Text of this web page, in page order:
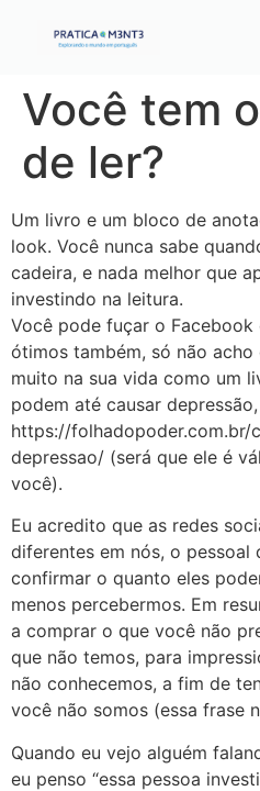
Você tem
de ler?
Um livro e um bloco de
look. Você nunca sabe
cadeira, e nada melhor que
investindo na leitura.
Você pode fuçar o Facebook
ótimos também, só não acho
muito na sua vida como um
podem até causar
https://folhadopoder.com.br/
depressao/ (será que ele é
você).
Eu acredito que as redes
diferentes em nós, o pessoal
confirmar o quanto eles
menos percebermos. Em
a comprar o que você não
que não temos, para
não conhecemos, a fim de
você não somos (essa frase
Quando eu vejo alguém
eu penso “essa pessoa